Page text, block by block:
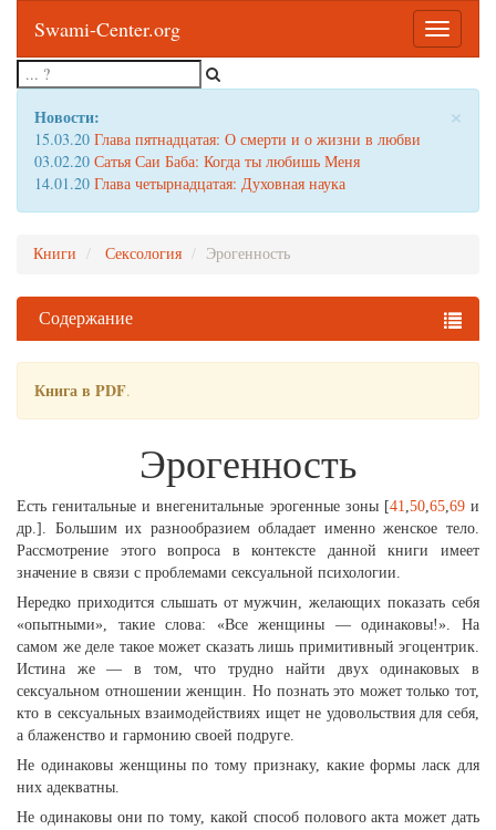
Toggle
Swami-Center.org
×
Новости:
15.03.20 Глава пятнадцатая: О смерти и о жизни в любви
03.02.20 Сатья Саи Баба: Когда ты любишь Меня
14.01.20 Глава четырнадцатая: Духовная наука
Книги Сексология Эрогенность
Содержание
Книга в PDF.
Эрогенность
Есть генитальные и внегенитальные эрогенные зоны [41,50,65,69и
др.]. Большим их разнообразием обладает именно женское тело.
Рассмотрение этого вопроса в контексте данной книги имеет
значение в связи с проблемами сексуальной психологии.
Нередко приходится слышать от мужчин, желающих показать себя
«опытными», такие слова: «Все женщины — одинаковы!». На
самом же деле такое может сказать лишь примитивный эгоцентрик.
Истина же — в том, что трудно найти двух одинаковых в
сексуальном отношении женщин. Но познать это может только тот,
кто в сексуальных взаимодействиях ищет не удовольствия для себя,
а блаженство и гармонию своей подруге.
Не одинаковы женщины по тому признаку, какие формы ласк для
них адекватны.
Не одинаковы они по тому, какой способ полового акта может дать